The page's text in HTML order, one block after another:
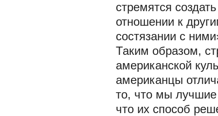
стремятся
отношении к
состязании с
Таким образом,
американской
американцы
то, что мы
что их способ